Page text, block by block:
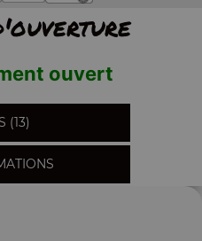
ouvert
(13)